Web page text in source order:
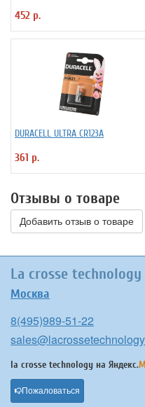
452 р.
DURACELL ULTRA CR123A
361 р.
Отзывы о товаре
Добавить отзыв о товаре
La crosse technology
Москва
8(495)989-51-22
la crosse technology на Яндекс.
Пожаловаться